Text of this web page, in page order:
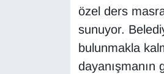
özel ders
sunuyor.
bulunmakla
dayanışmanın